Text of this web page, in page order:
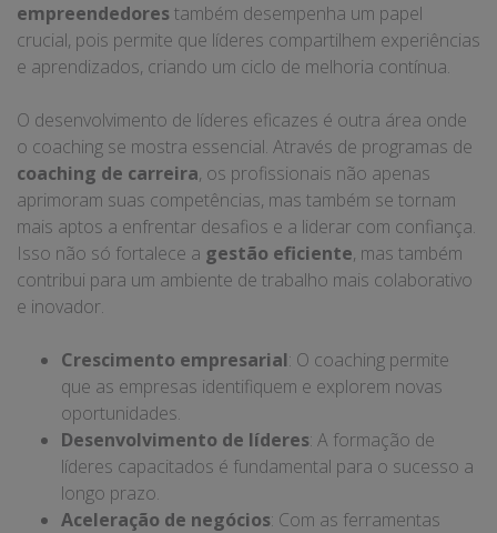
empreendedorestambém desempenha um papel
crucial, pois permite que líderes compartilhem experiências
e aprendizados, criando um ciclo de melhoria contínua.
O desenvolvimento de líderes eficazes é outra área onde
o coaching se mostra essencial. Através de programas de
coaching de carreira, os profissionais não apenas
aprimoram suas competências, mas também se tornam
mais aptos a enfrentar desafios e a liderar com confiança.
Isso não só fortalece a gestão eficiente, mas também
contribui para um ambiente de trabalho mais colaborativo
e inovador.
Crescimento empresarial: O coaching permite
que as empresas identifiquem e explorem novas
oportunidades.
Desenvolvimento de líderes: A formação de
líderes capacitados é fundamental para o sucesso a
longo prazo.
Aceleração de negócios: Com as ferramentas